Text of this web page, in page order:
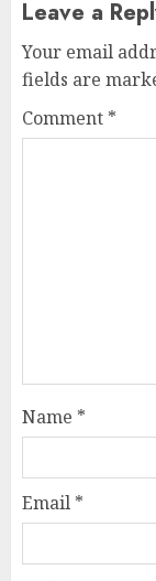
Leave a
Your email
fields are
Comment *
Name *
Email *